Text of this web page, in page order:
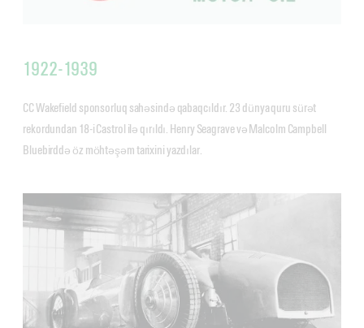
1922-1939
CC Wakefield sponsorluq sahəsində qabaqcıldır. 23 dünya quru sürət
rekordundan 18-i Castrol ilə qırıldı. Henry Seagrave və Malcolm Campbell
Bluebirddə öz möhtəşəm tarixini yazdılar.